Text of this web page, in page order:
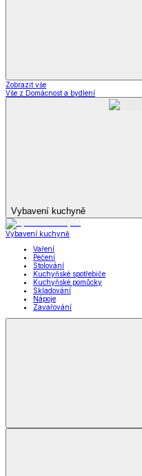
Zobrazit vše
Vše z Domácnost a bydlení
Vybavení kuchyně
Vybavení kuchyně
Vaření
Pečení
Stolování
Kuchyňské spotřebiče
Kuchyňské pomůcky
Skladování
Nápoje
Zavařování